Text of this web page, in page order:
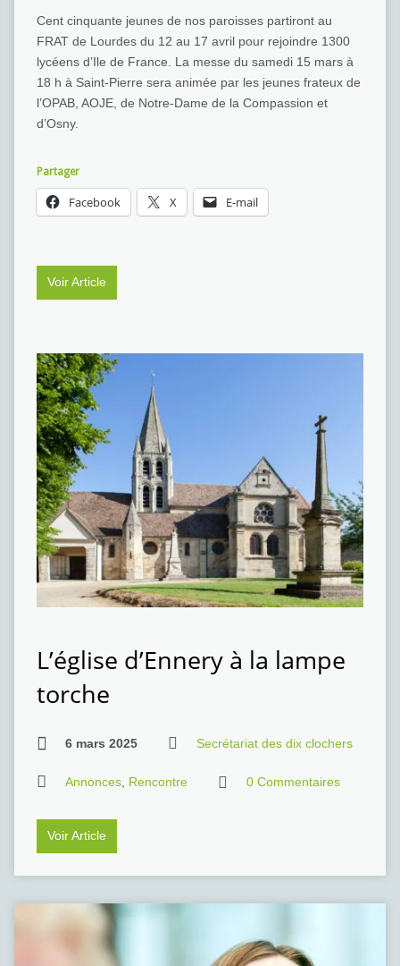
Cent cinquante jeunes de nos paroisses partiront au
FRAT de Lourdes du 12 au 17 avril pour rejoindre 1300
lycéens d’Ile de France. La messe du samedi 15 mars à
18 h à Saint-Pierre sera animée par les jeunes frateux de
l’OPAB, AOJE, de Notre-Dame de la Compassion et
d’Osny.
Partager
Facebook X E-mail
Voir Article
L’église d’Ennery à la lampe
torche
6 mars 2025 Secrétariat des dix clochers
Annonces, Rencontre 0 Commentaires
Voir Article